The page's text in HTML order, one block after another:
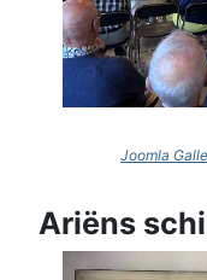
Joomla
Ariëns